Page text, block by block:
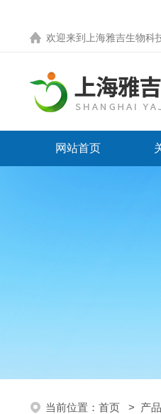
欢迎来到 上海雅吉生物
网站首页
当前位置： 首页 > 产